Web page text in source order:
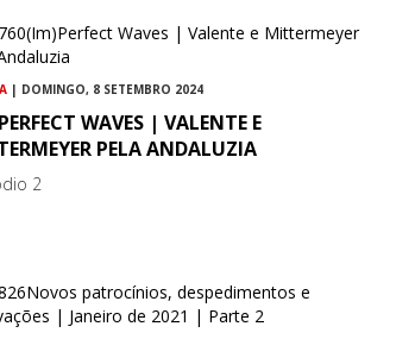
| DOMINGO, 8 SETEMBRO 2024
WAVES | VALENTE E
PELA ANDALUZIA
2